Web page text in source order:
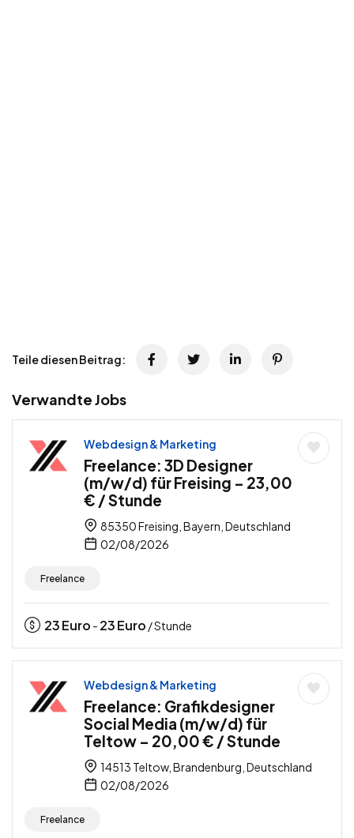
Teile diesen Beitrag:
Verwandte Jobs
Webdesign & Marketing
Freelance: 3D Designer
(m/w/d) für Freising – 23,00
€ / Stunde
85350 Freising, Bayern, Deutschland
02/08/2026
Freelance
23Euro - 23Euro / Stunde
Webdesign & Marketing
Freelance: Grafikdesigner
Social Media (m/w/d) für
Teltow – 20,00 € / Stunde
14513 Teltow, Brandenburg, Deutschland
02/08/2026
Freelance